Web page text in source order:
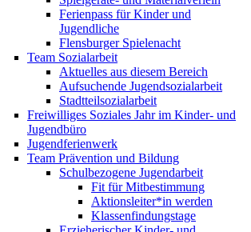
Ferienpass für Kinder und
Jugendliche
Flensburger Spielenacht
Team Sozialarbeit
Aktuelles aus diesem Bereich
Aufsuchende Jugendsozialarbeit
Stadtteilsozialarbeit
Freiwilliges Soziales Jahr im Kinder- und
Jugendbüro
Jugendferienwerk
Team Prävention und Bildung
Schulbezogene Jugendarbeit
Fit für Mitbestimmung
Aktionsleiter*in werden
Klassenfindungstage